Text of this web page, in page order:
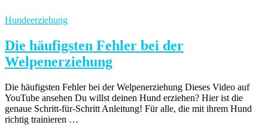
Hundeerziehung
Die häufigsten Fehler bei der
Welpenerziehung
Die häufigsten Fehler bei der Welpenerziehung Dieses Video auf
YouTube ansehen Du willst deinen Hund erziehen? Hier ist die
genaue Schritt-für-Schritt Anleitung! Für alle, die mit ihrem Hund
richtig trainieren …